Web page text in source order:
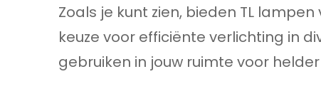
Zoals je kunt zien, bieden TL
keuze voor efficiënte verlichting in
gebruiken in jouw ruimte voor